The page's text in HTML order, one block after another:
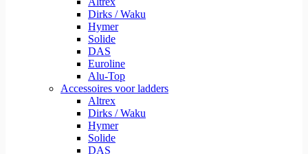
Dirks / Waku
Hymer
Solide
DAS
Euroline
Alu-Top
Accessoires voor ladders
Altrex
Dirks / Waku
Hymer
Solide
DAS